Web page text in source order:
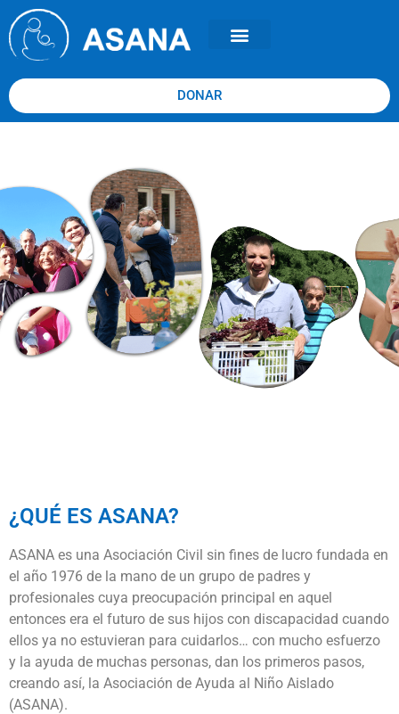
DONAR
¿QUÉ ES ASANA?
ASANA es una Asociación Civil sin fines de lucro fundada en
el año 1976 de la mano de un grupo de padres y
profesionales cuya preocupación principal en aquel
entonces era el futuro de sus hijos con discapacidad cuando
ellos ya no estuvieran para cuidarlos… con mucho esfuerzo
y la ayuda de muchas personas, dan los primeros pasos,
creando así, la Asociación de Ayuda al Niño Aislado
(ASANA).